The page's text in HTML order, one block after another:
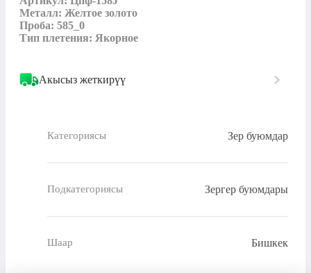
Металл: Желтое золото
Проба: 585_0
Тип плетения: Якорное
Акысыз жеткирүү
Категориясы Зер буюмдар
Подкатегориясы Зергер буюмдары
Шаар Бишкек